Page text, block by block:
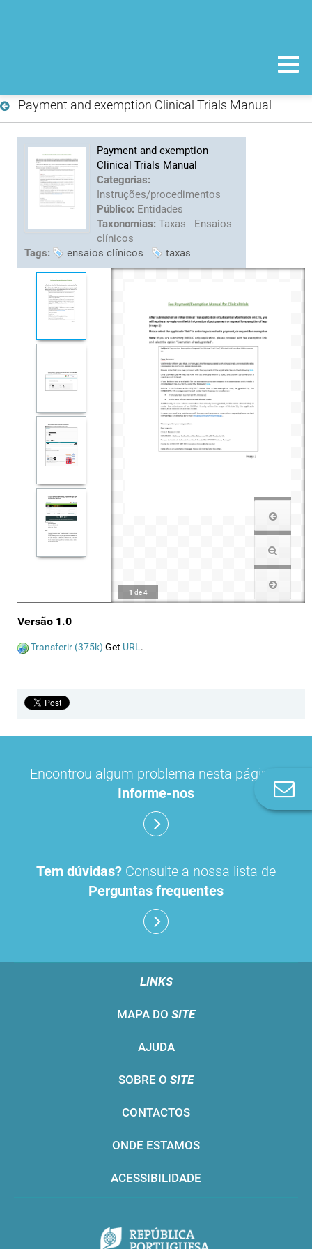
Payment and exemption Clinical Trials Manual
Payment and exemption
Clinical Trials Manual
Categorias:
Instruções/procedimentos
Público: Entidades
Taxonomias: Taxas
Ensaios
clínicos
Tags:
ensaios clínicos taxas
1 de4
Versão 1.0
Transferir (375k) Get URL.
Encontrou algum problema nesta página?
Informe-nos
Tem dúvidas? Consulte a nossa lista de
Perguntas frequentes
LINKS
MAPA DO SITE
AJUDA
SOBRE O SITE
CONTACTOS
ONDE ESTAMOS
ACESSIBILIDADE